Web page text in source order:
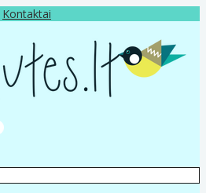
Kontaktai